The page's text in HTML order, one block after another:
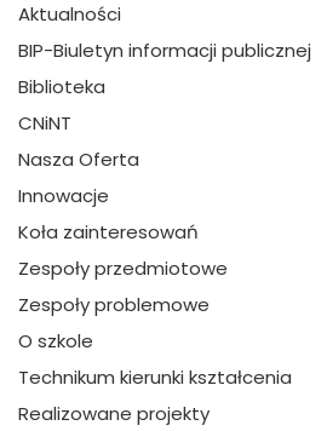
Aktualności
BIP-Biuletyn informacji publicznej
Biblioteka
CNiNT
Nasza Oferta
Innowacje
Koła zainteresowań
Zespoły przedmiotowe
Zespoły problemowe
O szkole
Technikum kierunki kształcenia
Realizowane projekty